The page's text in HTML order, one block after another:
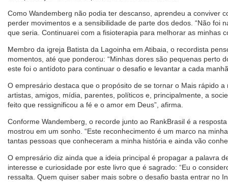
Como Wandemberg não podia ter descanso, aprendeu a conviver
perder movimentos e a sensibilidade de parte dos dedos. “Não foi
que seria. Continuarei com a fisioterapia para melhorar as minhas
Membro da igreja Batista da Lagoinha em Atibaia, o recordista
momentos, até que ponderou: “Minhas dores são pequenas perto
este foi o antídoto para continuar o desafio e levantar a cada
O empresário destaca que o propósito de se tornar o Mais rápido
artistas, amigos, mídia, parentes, políticos e, principalmente, a
feito que ressignificou a fé e o amor em Deus”, afirma.
Conforme Wandemberg, o recorde junto ao RankBrasil é a
mostrou em um sonho. “Este reconhecimento é um marco na
tantas pessoas que conheceram a minha história e ainda vão
O empresário diz ainda que a ideia principal é propagar a palavra
interesse e curiosidade por este livro que é sagrado: “Eu o
ressalta. Quem quiser saber mais sobre o desafio basta entrar no